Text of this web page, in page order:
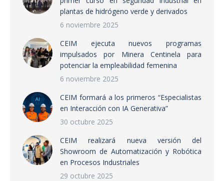
plantas de hidrógeno verde y derivados
6 noviembre 2025
CEIM ejecuta nuevos programas
impulsados por Minera Centinela para
potenciar la empleabilidad femenina
6 noviembre 2025
CEIM formará a los primeros “Especialistas
en Interacción con IA Generativa”
30 octubre 2025
CEIM realizará nueva versión del
Showroom de Automatización y Robótica
en Procesos Industriales
29 octubre 2025